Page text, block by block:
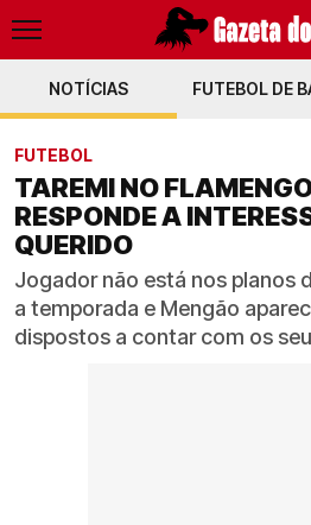
NOTÍCIAS FUTEBOL DE
FUTEBOL
TAREMI NO
RESPONDE A
QUERIDO
Jogador não está nos planos
a temporada e Mengão
dispostos a contar com os